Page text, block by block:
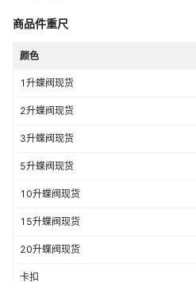
商品件重尺
颜色
1升蝶阀现货
2升蝶阀现货
3升蝶阀现货
5升蝶阀现货
10升蝶阀现货
15升蝶阀现货
20升蝶阀现货
卡扣